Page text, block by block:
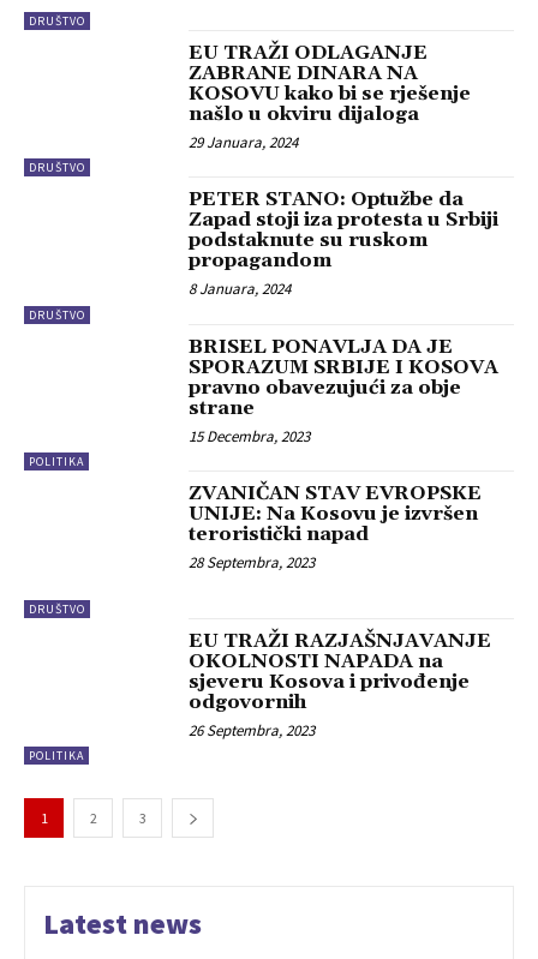
DRUŠTVO
DRUŠTVO
EU TRAŽI ODLAGANJE
ZABRANE DINARA NA
KOSOVU kako bi se rješenje
našlo u okviru dijaloga
29 Januara, 2024
DRUŠTVO
PETER STANO: Optužbe da
Zapad stoji iza protesta u Srbiji
podstaknute su ruskom
propagandom
8 Januara, 2024
POLITIKA
BRISEL PONAVLJA DA JE
SPORAZUM SRBIJE I KOSOVA
pravno obavezujući za obje
strane
15 Decembra, 2023
DRUŠTVO
ZVANIČAN STAV EVROPSKE
UNIJE: Na Kosovu je izvršen
teroristički napad
28 Septembra, 2023
POLITIKA
EU TRAŽI RAZJAŠNJAVANJE
OKOLNOSTI NAPADA na
sjeveru Kosova i privođenje
odgovornih
26 Septembra, 2023
1 2 3
Latest news